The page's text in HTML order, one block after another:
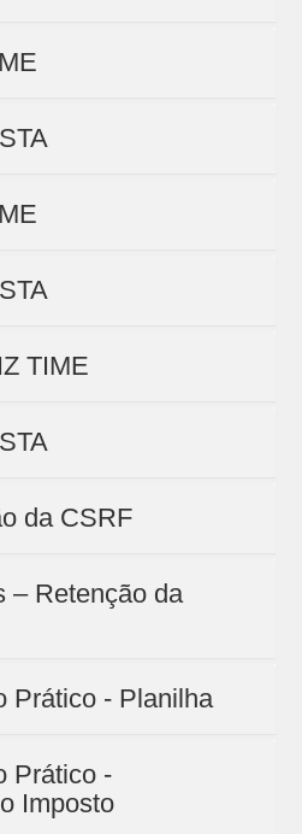
TIME
da CSRF
– Retenção da
Prático - Planilha
Prático -
Imposto